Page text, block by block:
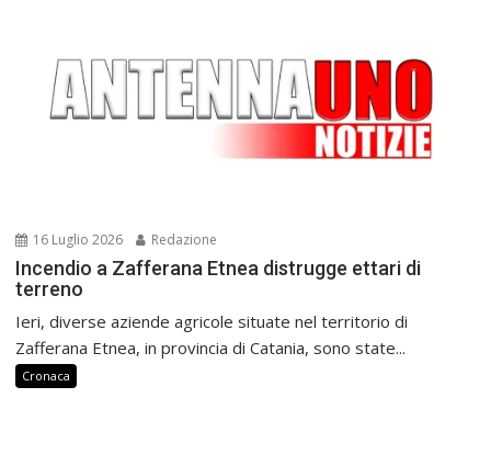
16 Luglio 2026 Redazione
Incendio a Zafferana Etnea distrugge ettari di
terreno
Ieri, diverse aziende agricole situate nel territorio di
Zafferana Etnea, in provincia di Catania, sono state...
Cronaca